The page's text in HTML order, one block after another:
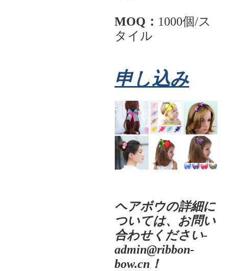
MOQ： 1000個/ス
タイル
申し込み
ヘアボウの詳細に
ついては、お問い
合わせください-
admin@ribbon-
bow.cn！